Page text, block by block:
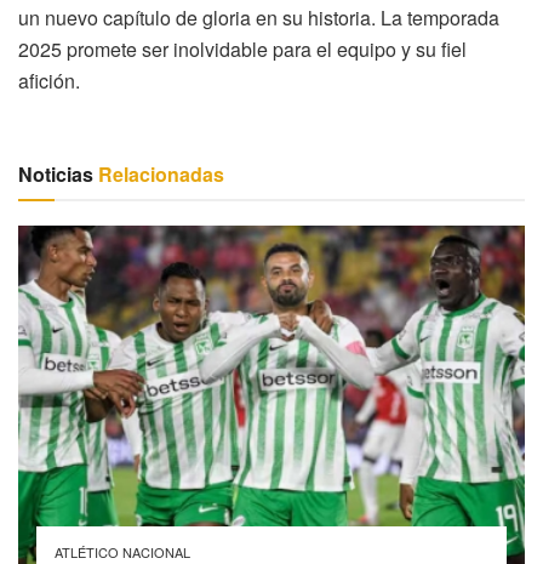
un nuevo capítulo de gloria en su historia. La temporada
2025 promete ser inolvidable para el equipo y su fiel
afición.
Noticias Relacionadas
ATLÉTICO NACIONAL